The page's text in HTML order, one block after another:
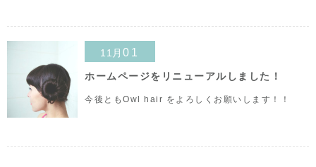
11月 01
ホームページをリニューアルしました！
今後ともOwl hair をよろしくお願いします！！